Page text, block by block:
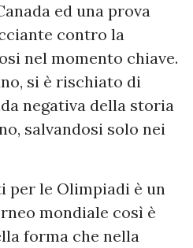
ed una prova
contro la
nel momento chiave.
si è rischiato di
negativa della storia
salvandosi solo nei
per le Olimpiadi è un
mondiale così è
forma che nella